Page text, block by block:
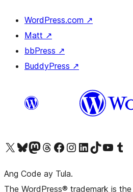
WordPress.com ↗
Matt ↗
bbPress ↗
BuddyPress ↗
Visit our X (formerly Twitter) account
Bisitahin ang aming Bluesky account
Visit our Mastodon account
Bisitahin ang aming Threads account
Visit our Facebook pageVisit our Instagram account
Visit our LinkedIn account
Bisitahin ang aming TikTok account
Visit our YouTube
Bisitahin ang
Ang Code ay Tula.
The WordPress® trademark is